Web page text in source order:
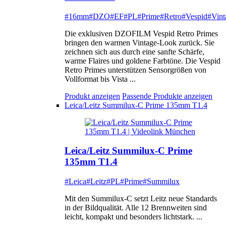
#16mm#DZO#EF#PL#Prime#Retro#Vespid
Die exklusiven DZOFILM Vespid Retro Primes
bringen den warmen Vintage-Look zurück. Sie
zeichnen sich aus durch eine sanfte Schärfe,
warme Flaires und goldene Farbtöne. Die Vespid
Retro Primes unterstützen Sensorgrößen von
Vollformat bis Vista ...
Produkt anzeigen Passende Produkte anzeigen
Leica/Leitz Summilux-C Prime 135mm T1.4
Leica/Leitz Summilux-C Prime
135mm T1.4
#Leica#Leitz#PL#Prime#Summilux
Mit den Summilux-C setzt Leitz neue Standards
in der Bildqualität. Alle 12 Brennweiten sind
leicht, kompakt und besonders lichtstark. ...